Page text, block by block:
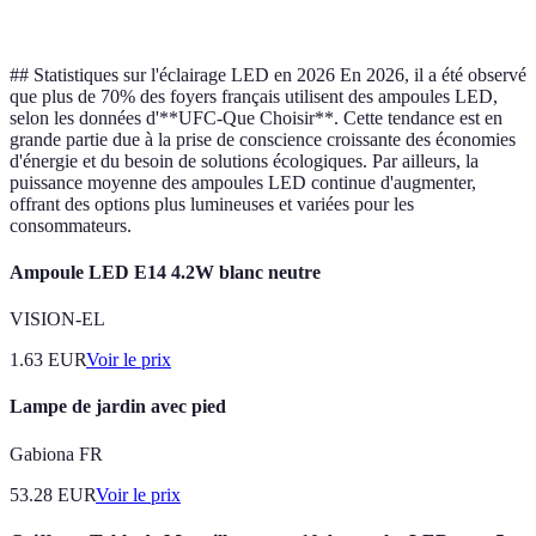
## Statistiques sur l'éclairage LED en 2026 En 2026, il a été observé
que plus de 70% des foyers français utilisent des ampoules LED,
selon les données d'**UFC-Que Choisir**. Cette tendance est en
grande partie due à la prise de conscience croissante des économies
d'énergie et du besoin de solutions écologiques. Par ailleurs, la
puissance moyenne des ampoules LED continue d'augmenter,
offrant des options plus lumineuses et variées pour les
consommateurs.
Ampoule LED E14 4.2W blanc neutre
VISION-EL
1.63 EURVoir le prix
Lampe de jardin avec pied
Gabiona FR
53.28 EURVoir le prix